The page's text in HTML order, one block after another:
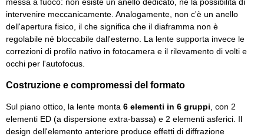
intervenire meccanicamente. Analogamente, non c'è un anello
dell'apertura fisico, il che significa che il diaframma non è
regolabile né bloccabile dall'esterno. La lente supporta invece le
correzioni di profilo nativo in fotocamera e il rilevamento di volti e
occhi per l'autofocus.
Costruzione e compromessi del formato
Sul piano ottico, la lente monta 6 elementi in 6 gruppi , con 2
elementi ED (a dispersione extra-bassa) e 2 elementi asferici. Il
design dell'elemento anteriore produce effetti di diffrazione